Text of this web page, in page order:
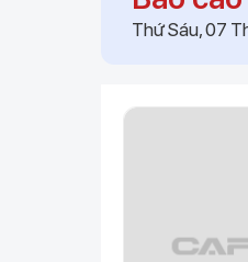
Thứ Sáu, 07